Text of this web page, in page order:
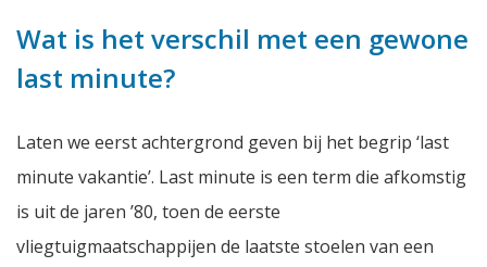
Wat is het verschil met een gewone
last minute?
Laten we eerst achtergrond geven bij het begrip ‘last
minute vakantie’. Last minute is een term die afkomstig
is uit de jaren ’80, toen de eerste
vliegtuigmaatschappijen de laatste stoelen van een